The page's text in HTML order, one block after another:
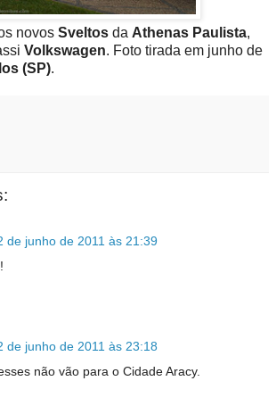
novos Sveltos da Athenas Paulista,
Volkswagen. Foto tirada em junho de
(SP).
de junho de 2011 às 21:39
de junho de 2011 às 23:18
não vão para o Cidade Aracy.